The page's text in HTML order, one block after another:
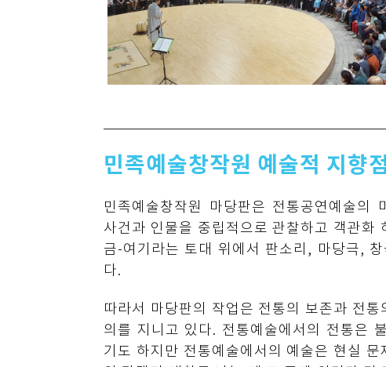
민족예술창작원 예술적 지향점
민족예술창작원 마당판은 전통공연예술의
사건과 인물을 중립적으로 관찰하고 객관화
금-여기라는 토대 위에서 판소리, 마당극,
다.
따라서 마당판의 작업은 전통의 보존과 전통
의를 지니고 있다. 전통예술에서의 전통은
기도 하지만 전통예술에서의 예술은 현실